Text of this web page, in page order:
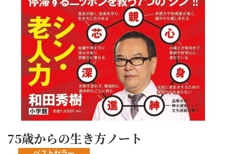
75歳からの生き方ノート